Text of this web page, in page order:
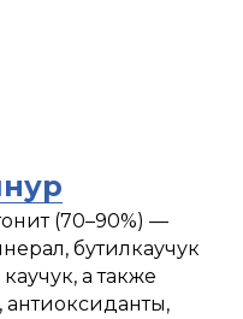
(70–90%) —
бутилкаучук
а также